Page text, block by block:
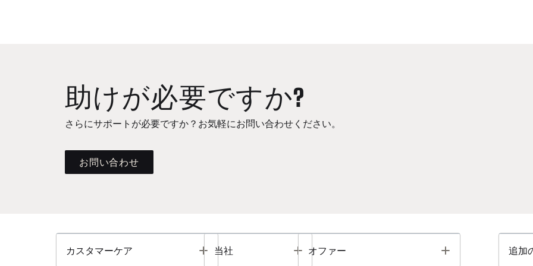
助けが必要ですか?
さらにサポートが必要ですか？お気軽にお問い合わせください。
お問い合わせ
カスタマーケア Toggle
当社 Toggle
オファー Toggle 追加